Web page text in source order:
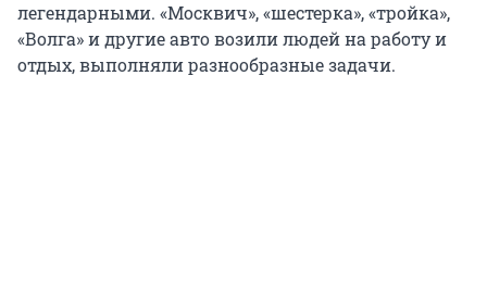
легендарными. «Москвич», «шестерка», «тройка»,
«Волга» и другие авто возили людей на работу и
отдых, выполняли разнообразные задачи.